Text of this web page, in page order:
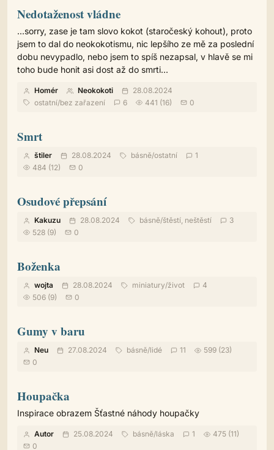
Nedotaženost vládne
...sorry, zase je tam slovo kokot (staročeský kohout), proto
jsem to dal do neokokotismu, nic lepšího ze mě za poslední
dobu nevypadlo, nebo jsem to spíš nezapsal, v hlavě se mi
toho bude honit asi dost až do smrti...
Homér Neokokoti
28.08.2024
ostatní/bez zařazení 6 441 (16) 0
Smrt
štiler 28.08.2024 básně/ostatní
1
484 (12)
0
Osudové přepsání
Kakuzu 28.08.2024 básně/štěstí, neštěstí
3
528 (9)
0
Boženka
wojta 28.08.2024 miniatury/život
4
506 (9)
0
Gumy v baru
Neu 27.08.2024 básně/lidé 11
599 (23)
0
Houpačka
Inspirace obrazem Šťastné náhody houpačky
Autor 25.08.2024 básně/láska 1
475 (11)
0